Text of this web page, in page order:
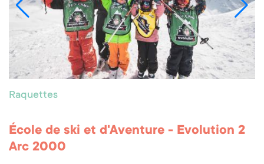
Raquettes
École de ski et d'Aventure - Evolution 2
Arc 2000